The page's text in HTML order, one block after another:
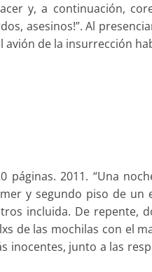
y, a continuación,
asesinos!”. Al
de la insurrección
páginas. 2011. “Una
y segundo piso de un
incluida. De repente,
de las mochilas con el
inocentes, junto a las